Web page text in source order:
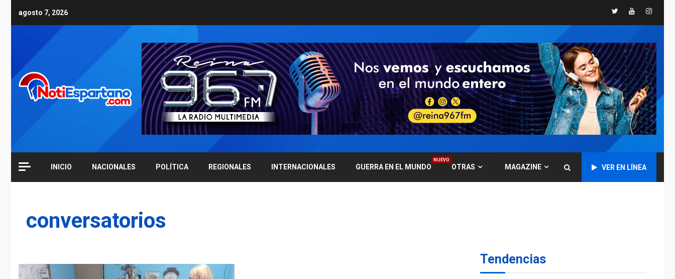
agosto 7, 2026 TwitterYoutube
INICIO NACIONALES POLÍTICA REGIONALES INTERNACIONALES GUERRA EN EL MUNDO
NUEVO
OTRAS MAGAZINE VER EN LÍNEA
conversatorios
Tendencias
5
ÚLTIMA HORA
Trump vuelve intenta
nuevamente limitar
ciudadanía por
nacimiento
6
GUERRA EN EL MUNDO
TITULARES
ÚLTIMA HORA
Ucrania y Rusia
intensifican
ofensivas de largo
alcance
LATINOAMÉRICA Y CARIBE
EEUU sanciona a ocho